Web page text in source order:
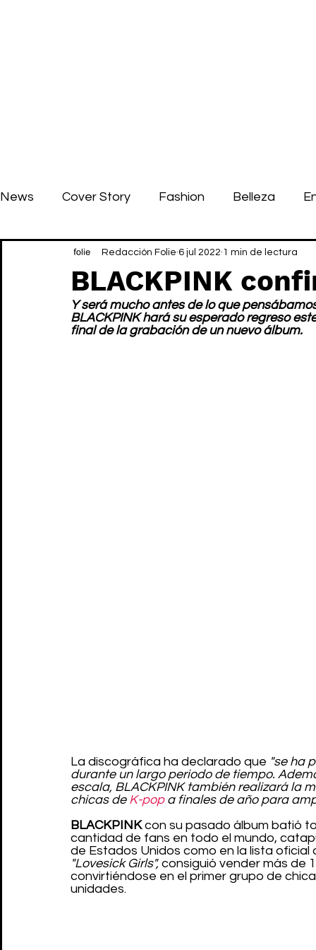
News Cover Story Fashion Belleza
BLACKPINK
Redacción Folie 6 jul 2022 1 min de lectura
Y será mucho antes de lo que
BLACKPINK hará su esperado regreso
final de la grabación de un nuevo álbum.
La discográfica ha declarado que "se ha
durante un largo periodo de tiempo.
escala, BLACKPINK también realizará la
chicas de K-pop a finales de año para
BLACKPINK con su pasado álbum batió
cantidad de fans en todo el mundo,
de Estados Unidos como en la lista
"Lovesick Girls", consiguió vender más de
convirtiéndose en el primer grupo de
unidades.